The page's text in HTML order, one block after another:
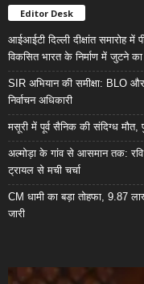
Editor Desk
आईआईटी दिल्ली दीक्षांत समारोह में
विकसित भारत के निर्माण में जुटने का
SIR अभियान की समीक्षा: BLO
निर्वाचन अधिकारी
मसूरी में पूर्व सैनिक की संदिग्ध
अल्मोड़ा के गांव से आसमान तक: रवि
ट्रायल से मची चर्चा
CM धामी का बड़ा तोहफा, 9.87
जारी